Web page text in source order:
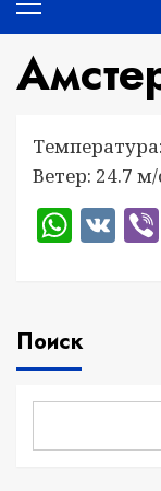
меню
Ветер: 24.7
VK
Поиск